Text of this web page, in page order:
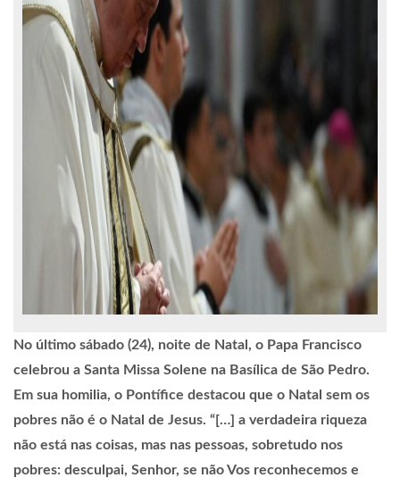
No último sábado (24), noite de Natal, o Papa Francisco
celebrou a Santa Missa Solene na Basílica de São Pedro.
Em sua homilia, o Pontífice destacou que o Natal sem os
pobres não é o Natal de Jesus. “[…] a verdadeira riqueza
não está nas coisas, mas nas pessoas, sobretudo nos
pobres: desculpai, Senhor, se não Vos reconhecemos e